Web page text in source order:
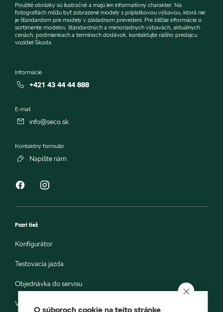
Použité obrázky sú ilustračné a majú len informatívny charakter. Na
fotografiách môžu byť zobrazené modely s príplatkovou výbavou, ktorá nie
je štandardom pre modely v základnom prevedení. Pre bližšie informácie o
sortimente modelov, štandardných a mimoriadnych výbavách, aktuálnych
cenách, podmienkach a termínoch dodávok, kontaktujte nášho predajcu
vozidiel Škoda.
Informácie
+421 43 44 44 888
E-mail
info@seco.sk
Kontaktný formulár
Napíšte nám
Pozri tiež
Konfigurátor
Testovacia jazda
Objednávka do servisu
Vozidlá ihneď k odberu
O súboroch cookie na tejto stránke